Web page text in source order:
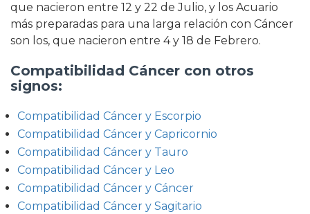
que nacieron entre 12 y 22 de Julio, y los Acuario
más preparadas para una larga relación con Cáncer
son los, que nacieron entre 4 y 18 de Febrero.
Compatibilidad Cáncer con otros
signos:
Compatibilidad Cáncer y Escorpio
Compatibilidad Cáncer y Capricornio
Compatibilidad Cáncer y Tauro
Compatibilidad Cáncer y Leo
Compatibilidad Cáncer y Cáncer
Compatibilidad Cáncer y Sagitario